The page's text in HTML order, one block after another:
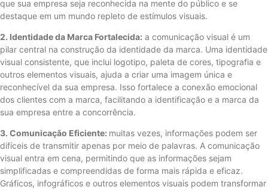
que sua empresa seja reconhecida na mente do público e se
destaque em um mundo repleto de estímulos visuais.
2. Identidade da Marca Fortalecida: a comunicação visual é um
pilar central na construção da identidade da marca. Uma identidade
visual consistente, que inclui logotipo, paleta de cores, tipografia e
outros elementos visuais, ajuda a criar uma imagem única e
reconhecível da sua empresa. Isso fortalece a conexão emocional
dos clientes com a marca, facilitando a identificação e a marca da
sua empresa entre a concorrência.
3. Comunicação Eficiente: muitas vezes, informações podem ser
difíceis de transmitir apenas por meio de palavras. A comunicação
visual entra em cena, permitindo que as informações sejam
simplificadas e compreendidas de forma mais rápida e eficaz.
Gráficos, infográficos e outros elementos visuais podem transformar